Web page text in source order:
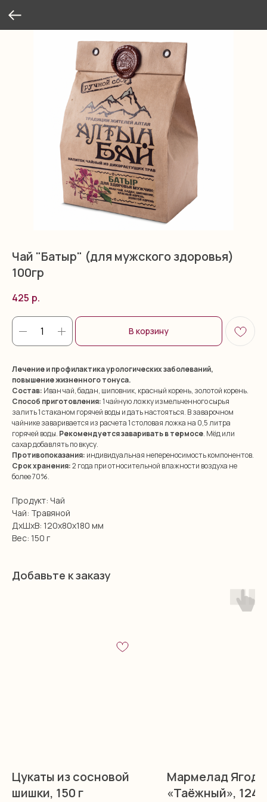
Чай "Батыр" (для мужского здоровья)
100гр
425 р.
В корзину
Лечение и профилактика урологических заболеваний,
повышение жизненного тонуса.
Состав: Иван чай, бадан, шиповник, красный корень, золотой корень.
Способ приготовления:1 чайную ложку измельченного сырья
залить 1 стаканом горячей воды и дать настояться. В заварочном
чайнике заваривается из расчета 1 столовая ложка на 0,5 литра
горячей воды. Рекомендуется заваривать в термосе. Мёд или
сахар добавлять по вкусу.
Противопоказания: индивидуальная непереносимость компонентов.
Срок хранения:2 года при относительной влажности воздуха не
более 70%.
Продукт: Чай
Чай: Травяной
ДxШxВ: 120x80x180 мм
Вес: 150 г
Добавьте к заказу
Цукаты из сосновой
шишки, 150 г
Мармелад
«Таёжный», 124 г